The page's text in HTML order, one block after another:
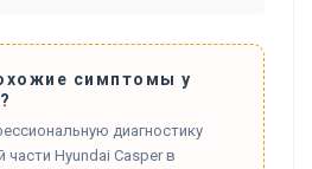
симптомы у
диагностику
части Hyundai Casper в